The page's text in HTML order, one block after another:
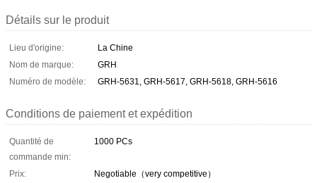
Détails sur le produit
Lieu d'origine:
La Chine
Nom de marque:
GRH
Numéro de modèle:
GRH-5631, GRH-5617, GRH-5618, GRH-5616
Conditions de paiement et expédition
Quantité de
commande min:
1000 PCs
Prix:
Negotiable（very competitive）